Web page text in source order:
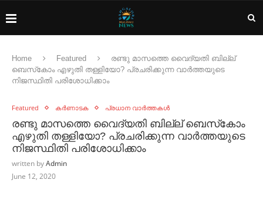
Home Featured
രണ്ടു മാസത്തെ വൈദ്യതി ബില്ല്
ബെസ്‌കോം എഴുതി തള്ളിയോ? പ്രചരിക്കുന്ന വാർത്തയുടെ
നിജസ്ഥിതി പരിശോധിക്കാം
Featured കർണാടക പ്രധാന വാർത്തകൾ
രണ്ടു മാസത്തെ വൈദ്യതി ബില്ല് ബെസ്‌കോം
എഴുതി തള്ളിയോ? പ്രചരിക്കുന്ന വാർത്തയുടെ
നിജസ്ഥിതി പരിശോധിക്കാം
written byAdmin
June 12, 2020